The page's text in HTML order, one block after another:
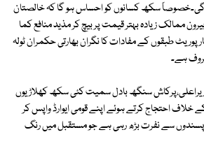
سکھ کسانوں کو احساس ہو گا کہ خالصتان
ممالک زیادہ بہتر قیمت پر بیچ کر مذید منافع کما
طبقوں کے مفادات کا نگران بھارتی حکمران ٹولہ
ہے۔
سنگھ بادل سمیت کئی سکھ کھلاڑیوں
خلاف احتجاج کرتے ہوئے اپنے قومی ایوارڈ واپس کر
سے نفرت بڑھ رہی ہے جو مستقبل میں رنگ